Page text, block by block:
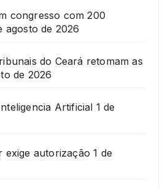
congresso com 200
agosto de 2026
do Ceará retomam as
de 2026
Artificial 1 de
exige autorização 1 de